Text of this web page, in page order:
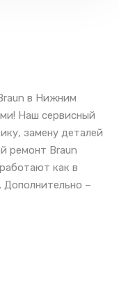
в Нижним
Наш сервисный
замену деталей
ремонт Braun
как в
–